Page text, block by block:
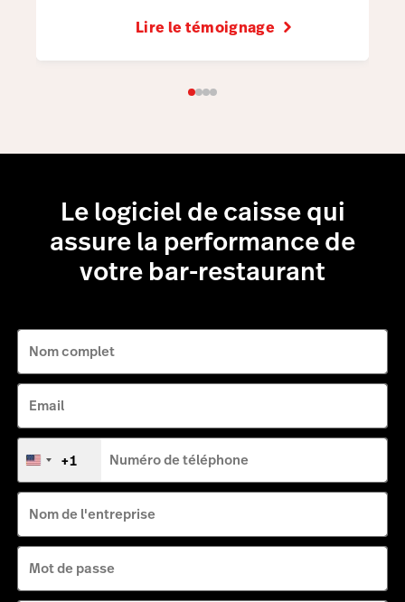
Lire le témoignage
Le logiciel de caisse qui
assure la performance de
votre bar-restaurant
Nom complet
Email
États-
+1
+1 Numéro de téléphone
Nom de l'entreprise
Mot de passe